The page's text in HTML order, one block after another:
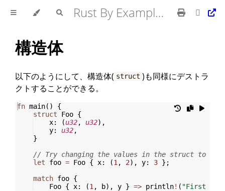
Rust By Example 日本語版
構造体
以下のようにして、構造体( struct )も同様にデストラ
クトすることができる。
fn main( )
{
struct Foo {
    x
: (u32, u32) ,
    y
: u32,
}
// Try changing the values in the struct to see
let foo = Foo { x: (1 , 2) , y: 3 } ;
match foo {
    Foo
{ x: (1 , b) , y } => println! ( "First of